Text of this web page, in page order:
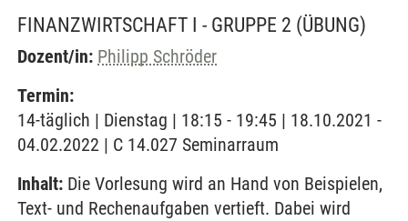
FINANZWIRTSCHAFT I - GRUPPE 2 (ÜBUNG)
Dozent/in: Philipp Schröder
Termin:
14-täglich | Dienstag | 18:15 - 19:45 | 18.10.2021 -
04.02.2022 | C 14.027 Seminarraum
Inhalt: Die Vorlesung wird an Hand von Beispielen,
Text- und Rechenaufgaben vertieft. Dabei wird